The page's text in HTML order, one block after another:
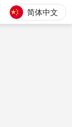
简体中文